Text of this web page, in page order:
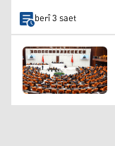
berî 3 saet